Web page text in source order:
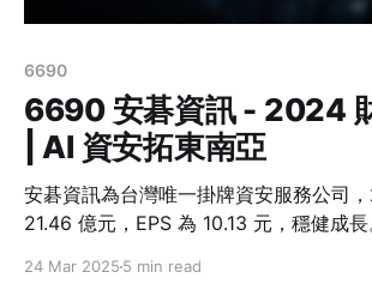
6690
6690 安碁資訊 - 2024
| AI 資安拓東南亞
安碁資訊為台灣唯一掛牌資安服務公司
21.46 億元，EPS 為 10.13 元，穩健成
24 Mar 2025 5 min read